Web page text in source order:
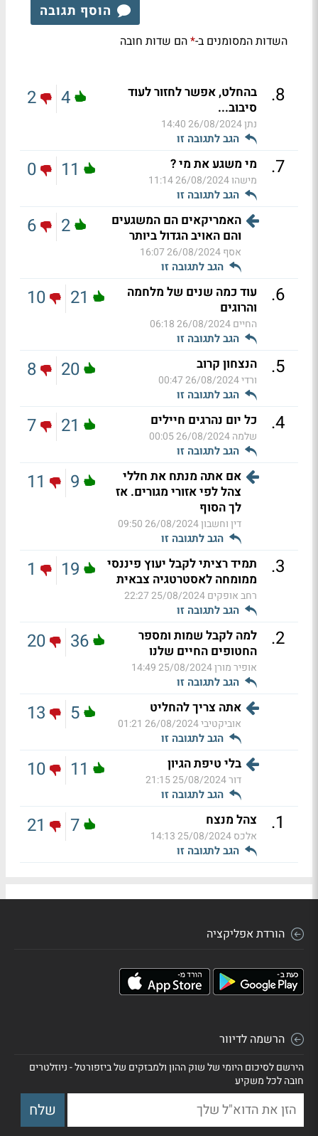
הוסף תגובה
השדות המסומנים ב-*הם שדות חובה
8
.
בהחלט, אפשר לחזור לעוד
סיבוב...
נתן26/08/2024 14:40
הגב לתגובה זו
4
2
7
. מי משגע את מי ?
מישהו26/08/2024 11:14
הגב לתגובה זו
11
0
האמריקאים הם המשגעים
והם האויב הגדול ביותר
אסף26/08/2024 16:07
הגב לתגובה זו
2
6
6
.
עוד כמה שנים של מלחמה
והרוגים
החיים26/08/2024 06:18
הגב לתגובה זו
21
10
5
. הנצחון קרוב
ורדי26/08/2024 00:47
הגב לתגובה זו
20
8
4
. כל יום נהרגים חיילים
שלמה26/08/2024 00:05
הגב לתגובה זו
21
7
אם אתה מנתח את חללי
צהל לפי אזורי מגורים. אז
לך הסוף
דין וחשבון26/08/2024 09:50
הגב לתגובה זו
9
11
3
.
תמיד רציתי לקבל יעוץ פיננסי
ממומחה לאסטרטגיה צבאית
רחב אופקים25/08/2024 22:27
הגב לתגובה זו
19
1
2
.
למה לקבל שמות ומספר
החטופים החיים שלנו
אופיר מורן25/08/2024 14:49
הגב לתגובה זו
36
20
אתה צריך להחליט
אוביקטיבי26/08/2024 01:21
הגב לתגובה זו
5
13
בלי טיפת הגיון
דור25/08/2024 21:15
הגב לתגובה זו
11
10
1
. צהל מנצח
אלכס25/08/2024 14:13
הגב לתגובה זו
7
21
הורדת אפליקציה
הרשמה לדיוור
הירשם לסיכום היומי של שוק ההון ולמבזקים של ביזפורטל - ניוזלטרים
חובה לכל משקיע